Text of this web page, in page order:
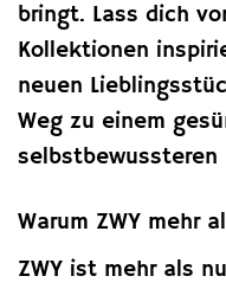
bringt. Lass dich
Kollektionen
neuen
Weg zu einem
selbstbewussteren
Warum ZWY mehr
ZWY ist mehr als